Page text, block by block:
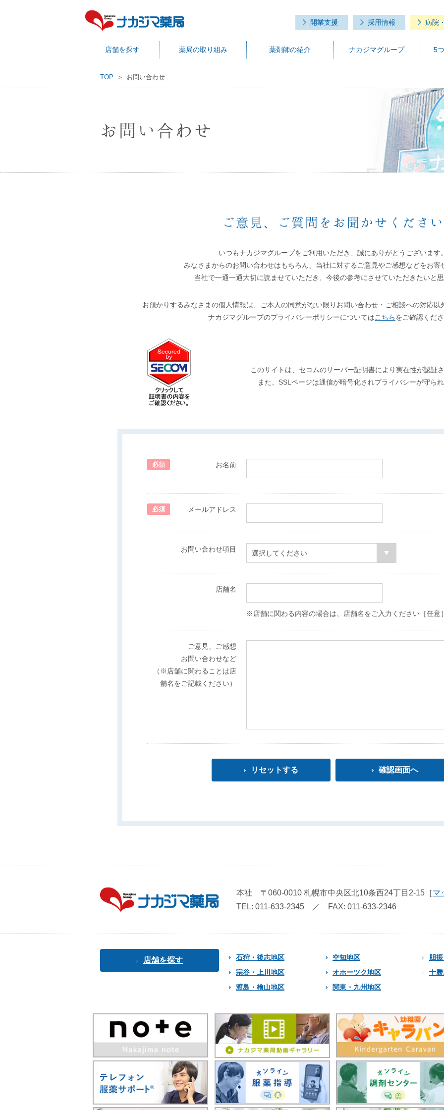
店舗を探す 薬局の取り組み 薬剤師の紹介 ナカジマグループ 5
開業支援 採用情報 病院
TOP お問い合わせ
お問い合わせ
ご意見、ご質問をお聞かせください
いつもナカジマグループをご利用いただき、誠にありがとうございます
みなさまからのお問い合わせはもちろん、当社に対するご意見やご感想などをお寄
当社で一通一通大切に読ませていただき、今後の参考にさせていただきたいと
お預かりするみなさまの個人情報は、ご本人の同意がない限りお問い合わせ・ご相談への対応以
ナカジマグループのプライバシーポリシーについてはこちらをご確認くだ
このサイトは、セコムのサーバー証明書により実在性が認証
また、SSLページは通信が暗号化されプライバシーが守ら
お名前
必須
メールアドレス
必須
お問い合わせ項目
店舗名
※店舗に関わる内容の場合は、店舗名をご入力ください［任意
ご意見、ご感想
お問い合わせなど
（※店舗に関わることは店
舗名をご記載ください）
リセットする 確認画面へ
本社 〒060-0010 札幌市中央区北10条西24丁目2-15 ［マ
TEL: 011-633-2345 ／ FAX: 011-633-2346
店舗を探す 石狩・後志地区 空知地区
胆
宗谷・上川地区
オホーツク地区
十
渡島・檜山地区
関東・九州地区